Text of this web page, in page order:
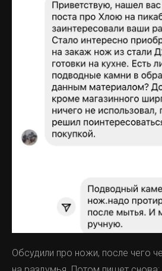
Обсудили про ножи, после чего